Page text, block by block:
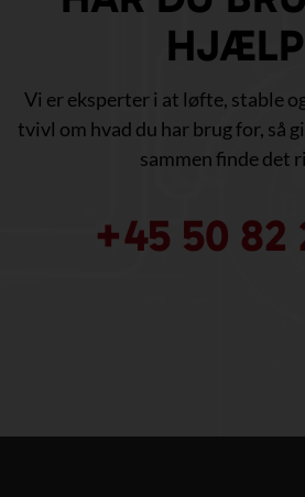
Vi er eksperter i at løfte, stable
tvivl om hvad du har brug for, så
sammen finde det
+45 50 82